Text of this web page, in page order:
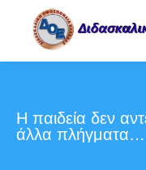
Η παιδεία δεν
άλλα πλήγματα…